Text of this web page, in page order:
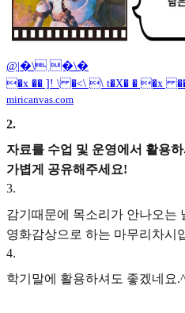
@|�\ �\�
�x �� ]! \ �<\ \ t�X� � �x ��
miricanvas.com
2.
자료를 수업 및 운영에서 활용
가볍게 공유해주세요!
3.
감기때문에 목소리가 안나오는
영화감상으로 하는 마무리차시
4.
학기말에 활용하셔도 좋겠네요